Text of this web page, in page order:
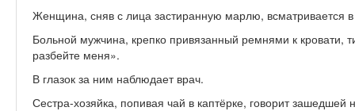
Женщина, сняв с лица застиранную марлю, всматривается
Больной мужчина, крепко привязанный ремнями к кровати,
разбейте меня».
В глазок за ним наблюдает врач.
Сестра-хозяйка, попивая чай в каптёрке, говорит зашедшей